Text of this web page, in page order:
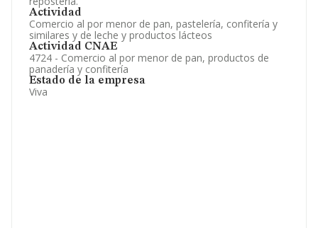
Actividad
Comercio al por menor de pan, pastelería, confitería y
similares y de leche y productos lácteos
Actividad CNAE
4724 - Comercio al por menor de pan, productos de
panadería y confitería
Estado de la empresa
Viva